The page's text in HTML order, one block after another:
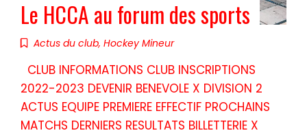
Le HCCA au forum des sports
Actus du club, Hockey Mineur
CLUB INFORMATIONS CLUB INSCRIPTIONS
2022-2023 DEVENIR BENEVOLE X DIVISION 2
ACTUS EQUIPE PREMIERE EFFECTIF PROCHAINS
MATCHS DERNIERS RESULTATS BILLETTERIE X